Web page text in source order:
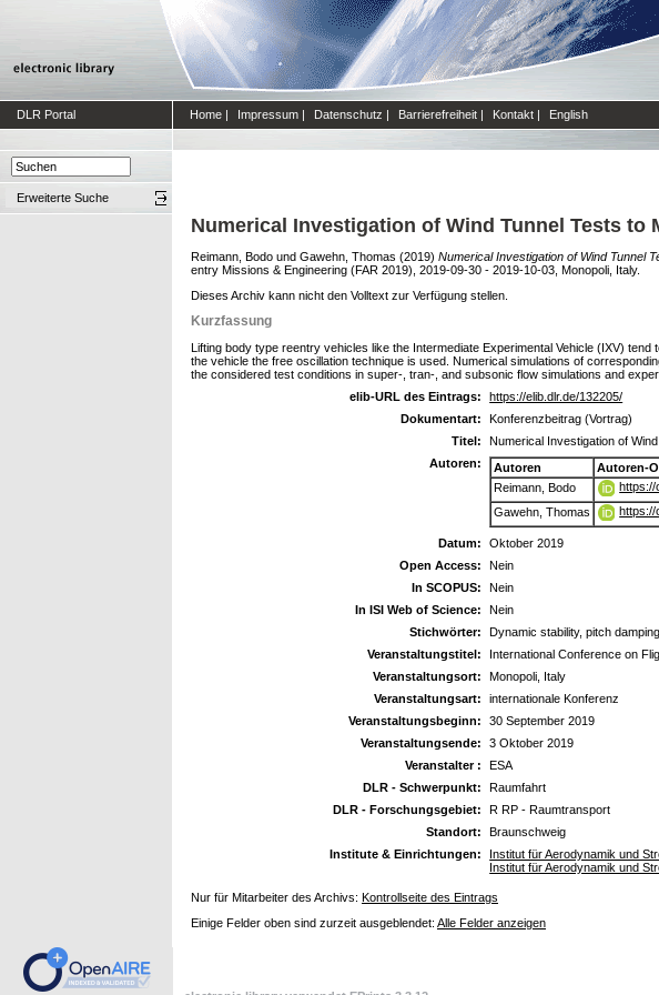
DLR Portal Home | Impressum | Datenschutz | Barrierefreiheit | Kontakt | English
Erweiterte Suche
Numerical Investigation of Wind Tunnel Tests to
Reimann, Bodo und Gawehn, Thomas (2019) Numerical Investigation of Wind Tunnel
entry Missions & Engineering (FAR 2019), 2019-09-30 - 2019-10-03, Monopoli, Italy.
Dieses Archiv kann nicht den Volltext zur Verfügung stellen.
Kurzfassung
Lifting body type reentry vehicles like the Intermediate Experimental Vehicle (IXV)
the vehicle the free oscillation technique is used. Numerical simulations of
the considered test conditions in super-, tran-, and subsonic flow simulations and
elib-URL des Eintrags:
https://elib.dlr.de/132205/
Dokumentart:
Konferenzbeitrag (Vortrag)
Titel:
Numerical Investigation of
Autoren:
Autoren
Autoren-
Reimann, Bodo
https://
Gawehn, Thomas
https://
Datum:
Oktober 2019
Open Access:
Nein
In SCOPUS:
Nein
In ISI Web of Science:
Nein
Stichwörter:
Dynamic stability, pitch
Veranstaltungstitel:
International Conference on
Veranstaltungsort:
Monopoli, Italy
Veranstaltungsart:
internationale Konferenz
Veranstaltungsbeginn:
30 September 2019
Veranstaltungsende:
3 Oktober 2019
Veranstalter :
ESA
DLR - Schwerpunkt:
Raumfahrt
DLR - Forschungsgebiet:
R RP - Raumtransport
Standort:
Braunschweig
Institute & Einrichtungen:
Institut für Aerodynamik und
Institut für Aerodynamik und
Nur für Mitarbeiter des Archivs: Kontrollseite des Eintrags
Einige Felder oben sind zurzeit ausgeblendet: Alle Felder anzeigen